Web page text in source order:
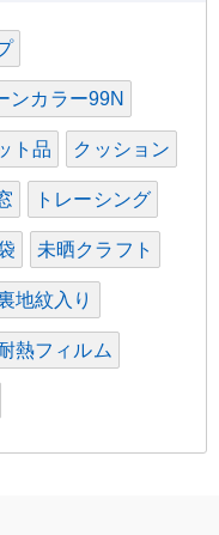
ンカラー99N
ト品 クッション
トレーシング
未晒クラフト
地紋入り
熱フィルム